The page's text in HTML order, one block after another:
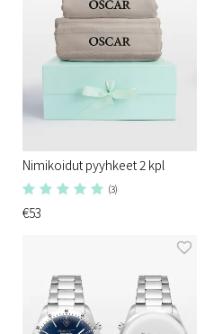
Nimikoidut pyyhkeet 2 kpl
(3)
€53